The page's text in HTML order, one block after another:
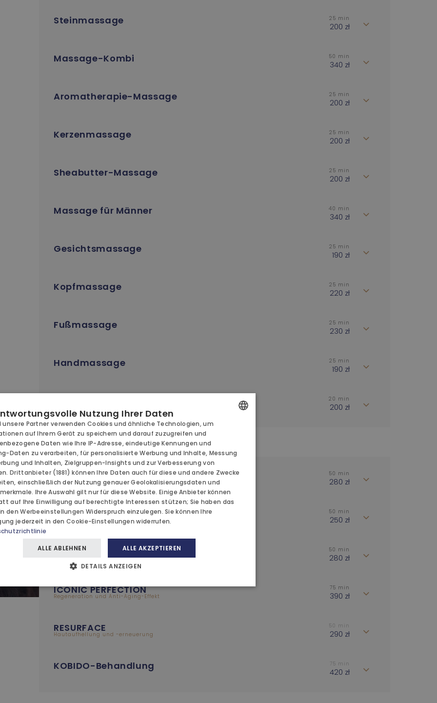
ANGEBOTE UND AKTIONEN
KINDER
BUSINESS
HOCHZEITEN UND FEIERN
AYURVEDA
BLOG
Steinmassage 25 min
200 zł
Massage-Kombi 50 min
340 zł
Aromatherapie-Massage 25 min
200 zł
Kerzenmassage 25 min
200 zł
Sheabutter-Massage 25 min
200 zł
Massage für Männer 40 min
340 zł
Gesichtsmassage 25 min
190 zł
Kopfmassage 25 min
220 zł
Fußmassage 25 min
230 zł
Handmassage 25 min
190 zł
20 min
200 zł
HA HERO
Intensive Feuchtigkeitsversorgung
50 min
280 zł
SENSITIVE
Stärkung empfindlicher Haut
50 min
250 zł
CELL DETOXIUM
Zelluläre Entgiftung
50 min
280 zł
ICONIC PERFECTION
Regeneration und Anti-Aging-Effekt
75 min
390 zł
RESURFACE
Hautaufhellung und -erneuerung
50 min
290 zł
KOBIDO-Behandlung 75 min
420 zł
CZECH
Nutzung Ihrer Daten
unsere Partner verwenden Cookies und ähnliche Technologien, um
auf Ihrem Gerät zu speichern und darauf zuzugreifen und
Daten wie Ihre IP-Adresse, eindeutige Kennungen und
Daten zu verarbeiten, für personalisierte Werbung und Inhalte, Messung
und Inhalten, Zielgruppen-Insights und zur Verbesserung von
Drittanbieter (1881) können Ihre Daten auch für diese und andere Zwecke
einschließlich der Nutzung genauer Geolokalisierungsdaten und
Ihre Auswahl gilt nur für diese Website. Einige Anbieter können
auf Ihre Einwilligung auf berechtigte Interessen stützen; Sie haben das
denWerbeeinstellungen Widerspruch einzulegen. Sie können Ihre
jederzeit in denCookie-Einstellungen widerrufen.
ALLE AKZEPTIEREN
ALLE ABLEHNEN
DETAILS ANZEIGEN